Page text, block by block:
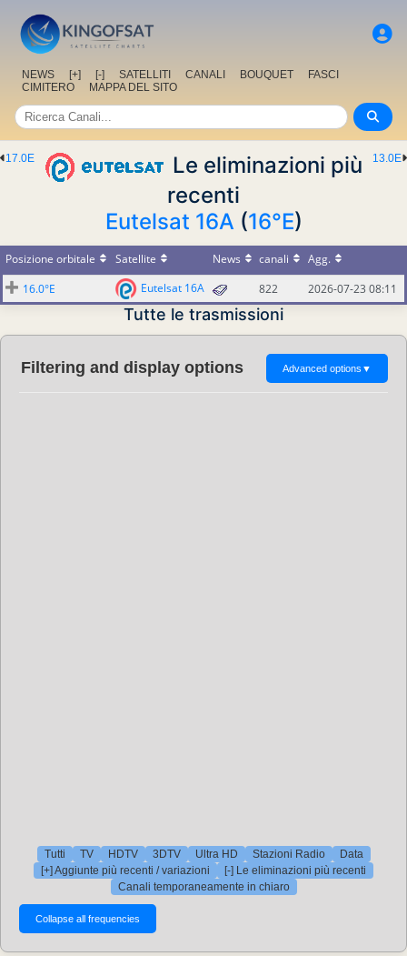
NEWS [+] [-] SATELLITI CANALI BOUQUET
FASCI
CIMITERO
MAPPA DEL SITO
13.0E
17.0E
Le eliminazioni più
recenti
Eutelsat 16A (16°E)
Posizione orbitale Satellite News canali
Agg.
16.0°E
Eutelsat 16A 822 2026-07-23 08:11
Tutte le trasmissioni
Filtering and display options Advanced options ▼
Tutti TV HDTV 3DTV Ultra HD Stazioni Radio
Data
[+] Aggiunte più recenti / variazioni
[-] Le eliminazioni più recenti
Canali temporaneamente in chiaro